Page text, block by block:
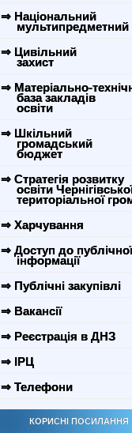
⇒ Національний
мультипредметний
⇒ Цивільний
захист
⇒ Матеріально-
база закладів
освіти
⇒ Шкільний
громадський
бюджет
⇒ Стратегія розвитку
освіти
територіальної
⇒ Харчування
⇒ Доступ до публічної
інформації
⇒ Публічні закупівлі
⇒ Вакансії
⇒ Реєстрація в ДНЗ
⇒ ІРЦ
⇒ Телефони
КОРИСНІ ПОСИЛАННЯ